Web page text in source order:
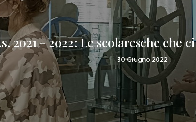
2021 - 2022: Le scolaresche che
30 Giugno 2022